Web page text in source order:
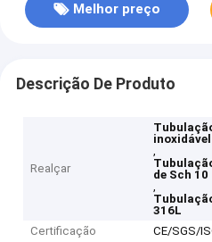
Melhor preço
Descrição De Produto
Realçar
,
de Sch 10
,
316L
Certificação
CE/SGS/